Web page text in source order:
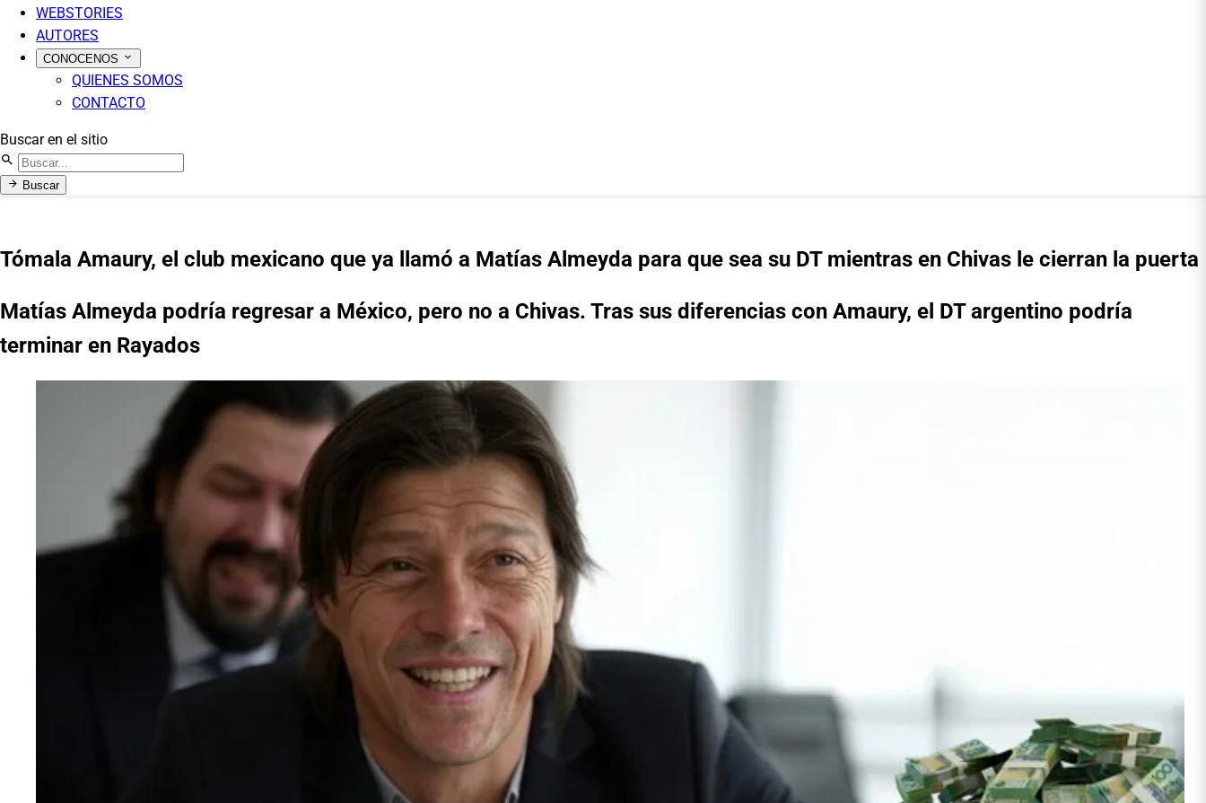
WEBSTORIES
AUTORES
CONOCENOS
QUIENES SOMOS
CONTACTO
Buscar en el sitio
Buscar
Tómala Amaury, el club mexicano que ya llamó a Matías Almeyda para que sea su DT mientras en Chivas le cierran la puerta
Matías Almeyda podría regresar a México, pero no a Chivas. Tras sus diferencias con Amaury, el DT argentino podría
terminar en Rayados